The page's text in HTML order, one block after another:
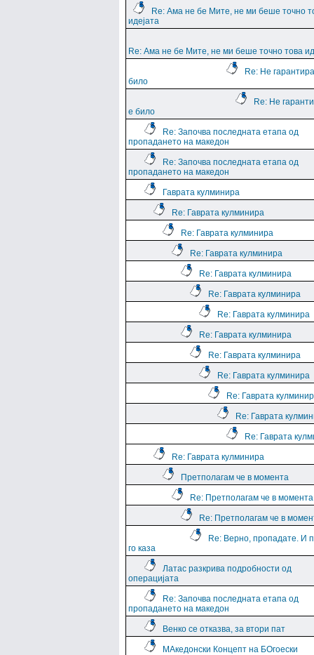
Re: Ама не бе Мите, не ми беше точно
идејата
Re: Ама не бе Мите, не ми беше точно това
Re: Не
било
Re: Не
е било
Re: Започва последната етапа од
пропадането на македон
Re: Започва последната етапа од
пропадането на македон
Гаврата кулминира
Re: Гаврата кулминира
Re: Гаврата кулминира
Re: Гаврата кулминира
Re: Гаврата кулминира
Re: Гаврата кулминира
Re: Гаврата кулминира
Re: Гаврата кулминира
Re: Гаврата кулминира
Re: Гаврата кулминира
Re: Гаврата
Re: Гаврата
Re: Гаврата
Re: Гаврата кулминира
Претполагам че в момента
Re: Претполагам че в момента
Re: Претполагам че в
Re: Верно, пропадате. И
го каза
Латас разкрива подробности од
операцијата
Re: Започва последната етапа од
пропадането на македон
Венко се отказва, за втори пат
МАкедонски Концепт на БОгоески